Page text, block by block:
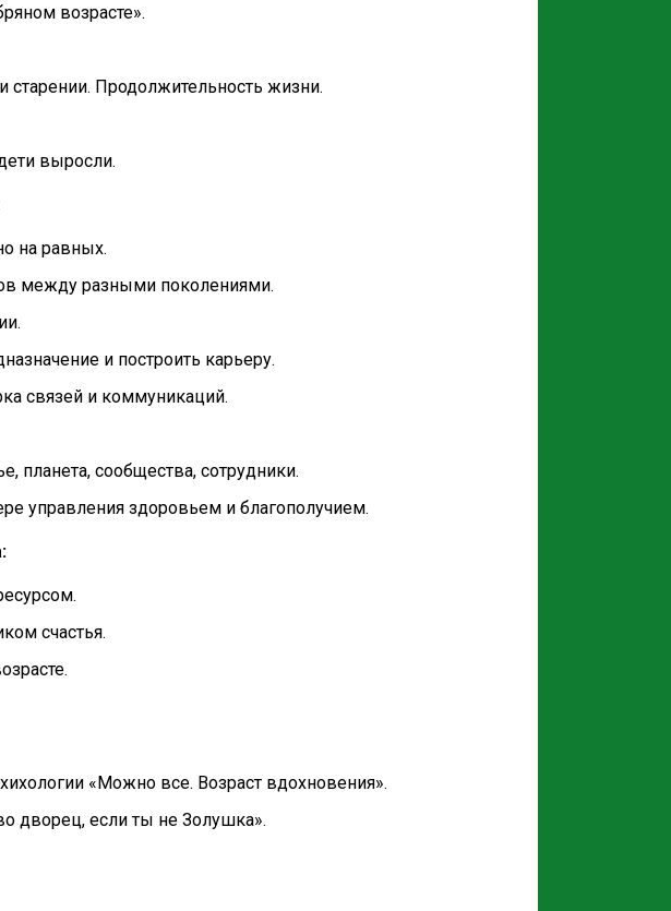
возрасте».
старении. Продолжительность жизни.
выросли.
на равных.
между разными поколениями.
и построить карьеру.
связей и коммуникаций.
планета, сообщества, сотрудники.
управления здоровьем и благополучием.
счастья.
«Можно все. Возраст вдохновения».
дворец, если ты не Золушка».